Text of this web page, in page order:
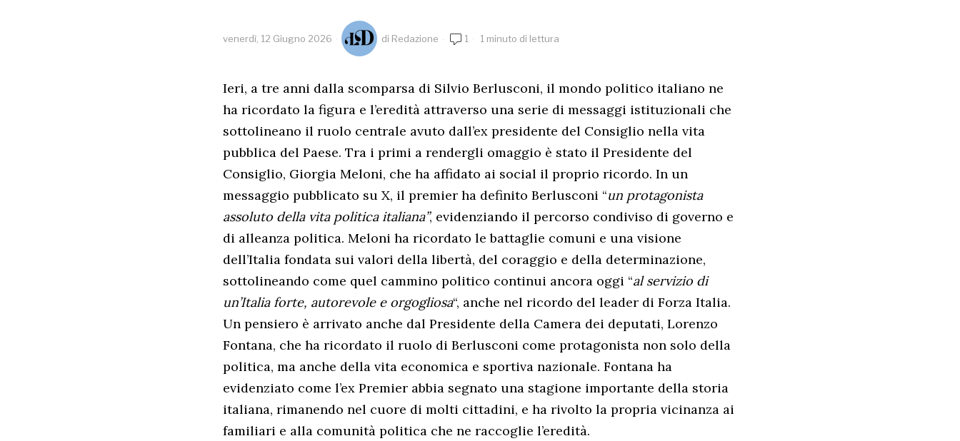
venerdì, 12 Giugno 2026 di Redazione 1 1 minuto di lettura
Ieri, a tre anni dalla scomparsa di Silvio Berlusconi, il mondo politico italiano ne
ha ricordato la figura e l’eredità attraverso una serie di messaggi istituzionali che
sottolineano il ruolo centrale avuto dall’ex presidente del Consiglio nella vita
pubblica del Paese. Tra i primi a rendergli omaggio è stato il Presidente del
Consiglio, Giorgia Meloni, che ha affidato ai social il proprio ricordo. In un
messaggio pubblicato su X, il premier ha definito Berlusconi “un protagonista
assoluto della vita politica italiana”, evidenziando il percorso condiviso di governo e
di alleanza politica. Meloni ha ricordato le battaglie comuni e una visione
dell’Italia fondata sui valori della libertà, del coraggio e della determinazione,
sottolineando come quel cammino politico continui ancora oggi “al servizio di
un’Italia forte, autorevole e orgogliosa“, anche nel ricordo del leader di Forza Italia.
Un pensiero è arrivato anche dal Presidente della Camera dei deputati, Lorenzo
Fontana, che ha ricordato il ruolo di Berlusconi come protagonista non solo della
politica, ma anche della vita economica e sportiva nazionale. Fontana ha
evidenziato come l’ex Premier abbia segnato una stagione importante della storia
italiana, rimanendo nel cuore di molti cittadini, e ha rivolto la propria vicinanza ai
familiari e alla comunità politica che ne raccoglie l’eredità.